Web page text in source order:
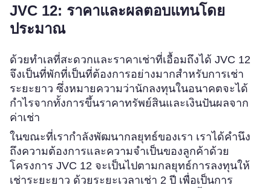
JVC 12: ราคาและผลตอบแทนโดย
ประมาณ
ด้วยทำเลที่สะดวกและราคาเช่าที่เอื้อมถึงได้ JVC 12
จึงเป็นที่พักที่เป็นที่ต้องการอย่างมากสำหรับการเช่า
ระยะยาว ซึ่งหมายความว่านักลงทุนในอนาคตจะได้
กำไรจากทั้งการขึ้นราคาทรัพย์สินและเงินปันผลจาก
ค่าเช่า
ในขณะที่เรากำลังพัฒนากลยุทธ์ของเรา เราได้คำนึง
ถึงความต้องการและความจำเป็นของลูกค้าด้วย
โครงการ JVC 12 จะเป็นไปตามกลยุทธ์การลงทุนให้
เช่าระยะยาว ด้วยระยะเวลาเช่า 2 ปี เพื่อเป็นการ